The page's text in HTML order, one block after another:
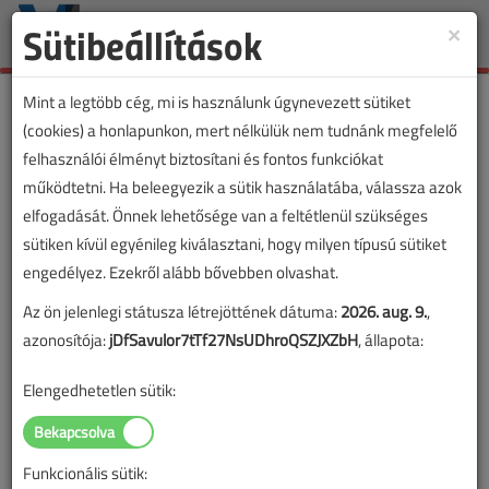
Toggle
×
Sütibeállítások
Mint a legtöbb cég, mi is használunk úgynevezett sütiket
(cookies) a honlapunkon, mert nélkülük nem tudnánk megfelelő
felhasználói élményt biztosítani és fontos funkciókat
működtetni. Ha beleegyezik a sütik használatába, válassza azok
elfogadását. Önnek lehetősége van a feltétlenül szükséges
sütiken kívül egyénileg kiválasztani, hogy milyen típusú sütiket
engedélyez. Ezekről alább bővebben olvashat.
Az ön jelenlegi státusza létrejöttének dátuma:2026. aug. 9.,
azonosítója:jDfSavulor7tTf27NsUDhroQSZJXZbH, állapota:
Elengedhetetlen sütik:
Funkcionális sütik: